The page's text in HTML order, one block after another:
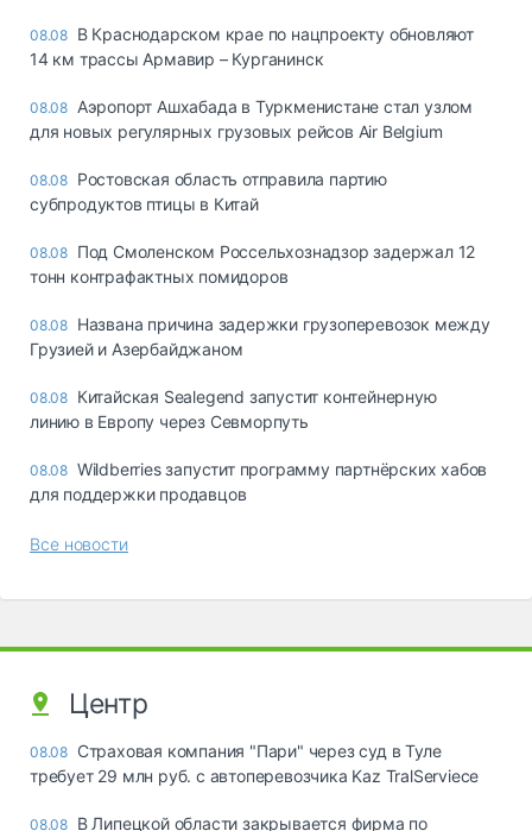
08.08 В Краснодарском крае по нацпроекту обновляют
14 км трассы Армавир – Курганинск
08.08 Аэропорт Ашхабада в Туркменистане стал узлом
для новых регулярных грузовых рейсов Air Belgium
08.08 Ростовская область отправила партию
субпродуктов птицы в Китай
08.08 Под Смоленском Россельхознадзор задержал 12
тонн контрафактных помидоров
08.08 Названа причина задержки грузоперевозок между
Грузией и Азербайджаном
08.08 Китайская Sealegend запустит контейнерную
линию в Европу через Севморпуть
08.08 Wildberries запустит программу партнёрских хабов
для поддержки продавцов
Все новости
Центр
08.08 Страховая компания "Пари" через суд в Туле
требует 29 млн руб. с автоперевозчика Kaz TralServiece
08.08 В Липецкой области закрывается фирма по